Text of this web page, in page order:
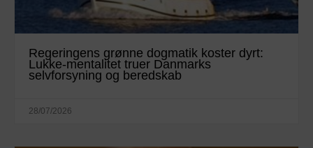
Regeringens grønne dogmatik koster dyrt:
Lukke-mentalitet truer Danmarks
selvforsyning og beredskab
28/07/2026